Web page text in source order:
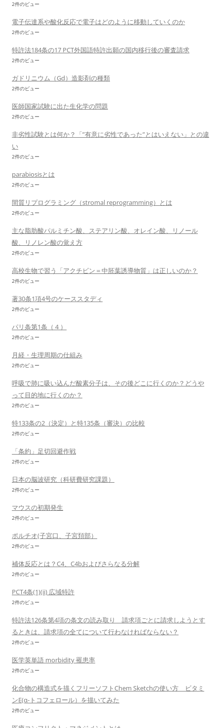
2件のビュー
電子伝達系や酸化反応で電子はどのように移動していくのか
2件のビュー
特許法184条の17 PCT外国語特許出願の国内移行後の審査請求
2件のビュー
ガドリニウム（Gd）造影剤の種類
2件のビュー
医師国家試験に出た生化学の問題
2件のビュー
非劣性試験とは何か？「”有意に劣性であった”とはいえない」との違
い
2件のビュー
parabiosisとは
2件のビュー
間質リプログラミング（stromal reprogramming）とは
2件のビュー
主な脂肪酸パルミチン酸、ステアリン酸、オレイン酸、リノール
酸、リノレン酸の覚え方
2件のビュー
高校生物で習う「アクチビン＝中胚葉誘導物質」は正しいのか？
2件のビュー
著30条1項4号のケーススタディ
2件のビュー
パリ条第1条（４）
2件のビュー
月経・生理周期の仕組み
2件のビュー
呼吸で肺に吸い込んだ酸素分子は、その後どこに行くのか？どうや
って目的地に行くのか？
2件のビュー
特133条の2（決定）と特135条（審決）の比較
2件のビュー
「条約」足切回避作戦
2件のビュー
日本の脳波研究（科研費研究課題）
2件のビュー
マウスの初期発生
2件のビュー
ポルチオ(子宮口、子宮頚部）
2件のビュー
補体反応とは？C4、C4bおよびさらなる分解
2件のビュー
PCT4条(1)(ii) 広域特許
2件のビュー
特許法126条第4項の条文の読み取り 請求項ごとに請求しようとす
るときは、請求項の全てについて行わなければならない？
2件のビュー
医学英単語 morbidity 罹患率
2件のビュー
化合物の構造式を描くフリーソフトChem Sketchの使い方 ビタミ
ンE(α-トコフェロール）を描いてみた
2件のビュー